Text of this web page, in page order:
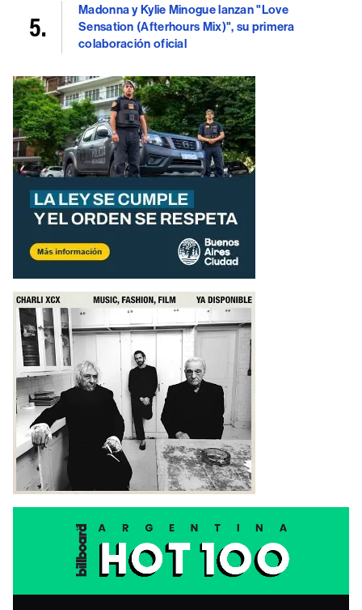
Madonna y Kylie Minogue lanzan "Love
Sensation (Afterhours Mix)", su primera
colaboración oficial